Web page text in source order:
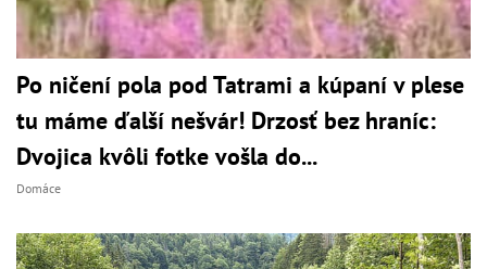
Po ničení pola pod Tatrami a kúpaní v plese
tu máme ďalší nešvár! Drzosť bez hraníc:
Dvojica kvôli fotke vošla do...
Domáce